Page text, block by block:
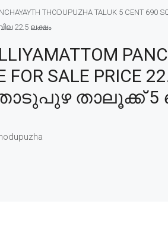
THODUPUZHA TALUK 5
22.5 ലക്ഷം
FOR SALE
താലൂക്ക് 5